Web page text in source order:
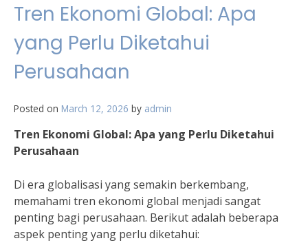
Tren Ekonomi Global: Apa
yang Perlu Diketahui
Perusahaan
Posted on March 12, 2026 by admin
Tren Ekonomi Global: Apa yang Perlu Diketahui
Perusahaan
Di era globalisasi yang semakin berkembang,
memahami tren ekonomi global menjadi sangat
penting bagi perusahaan. Berikut adalah beberapa
aspek penting yang perlu diketahui: